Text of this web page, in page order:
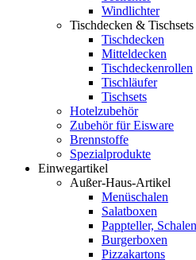
Windlichter
Tischdecken & Tischsets
Tischdecken
Mitteldecken
Tischdeckenrollen
Tischläufer
Tischsets
Hotelzubehör
Zubehör für Eisware
Brennstoffe
Spezialprodukte
Einwegartikel
Außer-Haus-Artikel
Menüschalen
Salatboxen
Pappteller,
Burgerboxen
Pizzakartons